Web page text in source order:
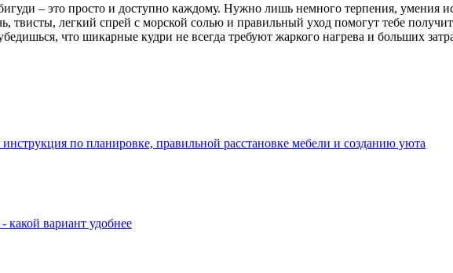
– это просто и доступно каждому. Нужно лишь немного терпения, умения
твисты, легкий спрей с морской солью и правильный уход помогут тебе
что шикарные кудри не всегда требуют жаркого нагрева и больших
по планировке, правильной расстановке мебели и созданию уюта
какой вариант удобнее